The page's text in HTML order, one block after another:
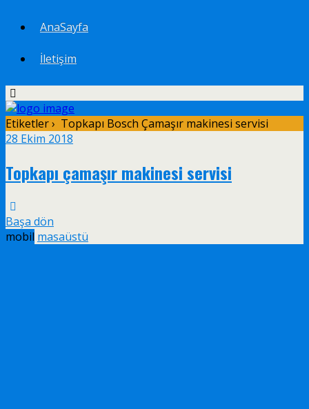
AnaSayfa
İletişim
Etiketler › Topkapı Bosch Çamaşır makinesi servisi
28 Ekim 2018
Topkapı çamaşır makinesi servisi
Başa dön
mobil masaüstü